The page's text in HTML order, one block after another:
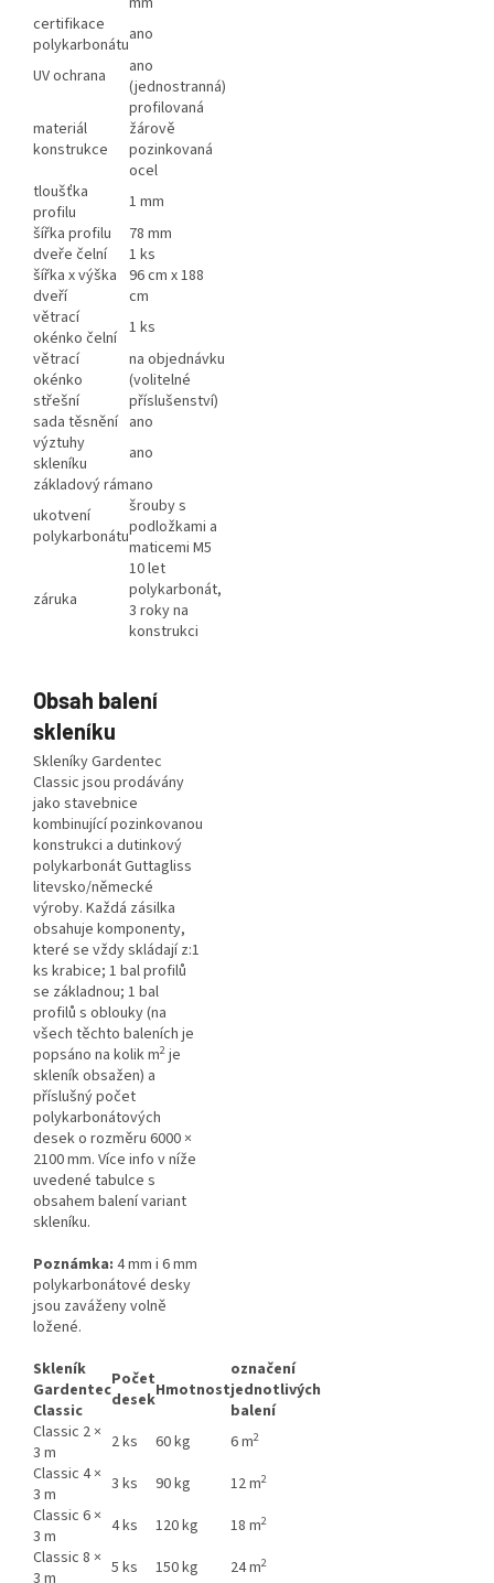
certifikace
polykarbonátuano
UV ochrana
ano
(jednostranná)
materiál
konstrukce
profilovaná
žárově
pozinkovaná
ocel
tloušťka
profilu
1 mm
šířka profilu
78 mm
dveře čelní
1 ks
šířka x výška
dveří
96 cm x 188
cm
větrací
okénko čelní 1 ks
větrací
okénko
střešní
na objednávku
(volitelné
příslušenství)
sada těsnění ano
výztuhy
skleníku
ano
základový rámano
ukotvení
polykarbonátu
šrouby s
podložkami a
maticemi M5
záruka
10 let
polykarbonát,
3 roky na
konstrukci
Obsah balení
skleníku
Skleníky Gardentec
Classic jsou prodávány
jako stavebnice
kombinující pozinkovanou
konstrukci a dutinkový
polykarbonát Guttagliss
litevsko/německé
výroby. Každá zásilka
obsahuje komponenty,
které se vždy skládají z:1
ks krabice; 1 bal profilů
se základnou; 1 bal
profilů s oblouky (na
všech těchto baleních je
popsáno na kolik m2 je
skleník obsažen) a
příslušný počet
polykarbonátových
desek o rozměru 6000 ×
2100 mm. Více info v níže
uvedené tabulce s
obsahem balení variant
skleníku.
Poznámka: 4 mm i 6 mm
polykarbonátové desky
jsou zaváženy volně
ložené.
Skleník
Gardentec
Classic
Počet
desekHmotnost
označení
jednotlivých
balení
Classic 2 ×
3 m
2 ks 60 kg 6 m2
Classic 4 ×
3 m
3 ks 90 kg 12 m2
Classic 6 ×
3 m
4 ks 120 kg 18 m2
Classic 8 × 5 ks 150 kg 24 m2